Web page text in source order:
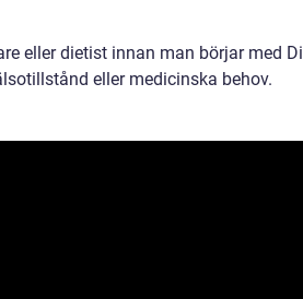
eller dietist innan man börjar med
eller medicinska behov.